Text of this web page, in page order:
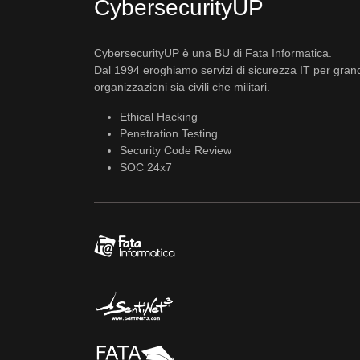
CybersecurityUP
CybersecurityUP è una BU di Fata Informatica.
Dal 1994 eroghiamo servizi di sicurezza IT per
organizzazioni sia civili che militari.
Ethical Hacking
Penetration Testing
Security Code Review
SOC 24x7